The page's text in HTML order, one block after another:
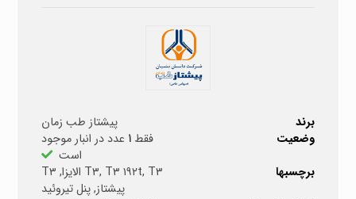
برند
پیشتاز طب زمان
وضعیت
فقط ۱ عدد در انبار موجود
است
برچسبها
T۳, T۳ ۱۹۲t, T۳ الایزا , T۳
پیشتاز,پنل تیروئید